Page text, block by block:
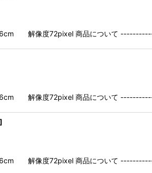
像度72pixel 商品について ------------
像度72pixel 商品について ------------
]
像度72pixel 商品について ------------